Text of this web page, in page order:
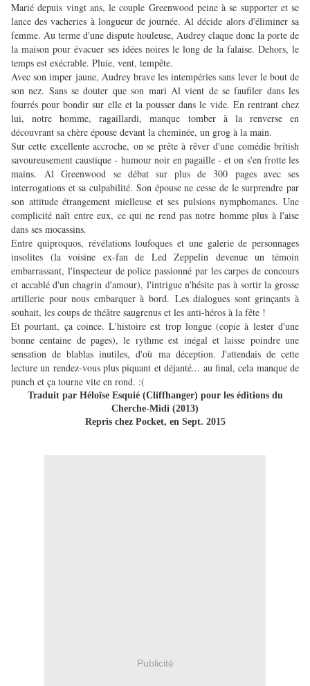
Marié depuis vingt ans, le couple Greenwood peine à se supporter et se
lance des vacheries à longueur de journée. Al décide alors d'éliminer sa
femme. Au terme d'une dispute houleuse, Audrey claque donc la porte de
la maison pour évacuer ses idées noires le long de la falaise. Dehors, le
temps est exécrable. Pluie, vent, tempête.
Avec son imper jaune, Audrey brave les intempéries sans lever le bout de
son nez. Sans se douter que son mari Al vient de se faufiler dans les
fourrés pour bondir sur elle et la pousser dans le vide. En rentrant chez
lui, notre homme, ragaillardi, manque tomber à la renverse en
découvrant sa chère épouse devant la cheminée, un grog à la main.
Sur cette excellente accroche, on se prête à rêver d'une comédie british
savoureusement caustique - humour noir en pagaille - et on s'en frotte les
mains.Al Greenwood se débat sur plus de 300 pages avec ses
interrogations et sa culpabilité. Son épouse ne cesse de le surprendre par
son attitude étrangement mielleuse et ses pulsions nymphomanes. Une
complicité naît entre eux, ce qui ne rend pas notre homme plus à l'aise
dans ses mocassins.
Entre quiproquos, révélations loufoques et une galerie de personnages
insolites (la voisine ex-fan de Led Zeppelin devenue un témoin
embarrassant, l'inspecteur de police passionné par les carpes de concours
et accablé d'un chagrin d'amour), l'intrigue n'hésite pas à sortir la grosse
artillerie pour nous embarquer à bord. Les dialogues sont grinçants à
souhait, les coups de théâtre saugrenus et les anti-héros à la fête !
Et pourtant, ça coince. L'histoire est trop longue (copie à lester d'une
bonne centaine de pages), le rythme est inégal et laisse poindre une
sensation de blablas inutiles, d'où ma déception. J'attendais de cette
lecture un rendez-vous plus piquant et déjanté... au final, cela manque de
punch et ça tourne vite en rond. :(
Traduit par Héloïse Esquié (Cliffhanger) pour les éditions du
Cherche-Midi (2013)
Repris chez Pocket, en Sept. 2015
Publicité